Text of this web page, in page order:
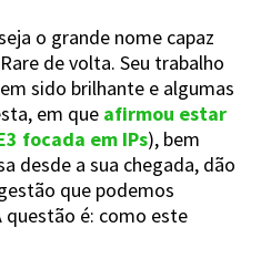
o grande nome capaz
de volta. Seu trabalho
sido brilhante e algumas
em que afirmou estar
focada em IPs), bem
desde a sua chegada, dão
que podemos
questão é: como este